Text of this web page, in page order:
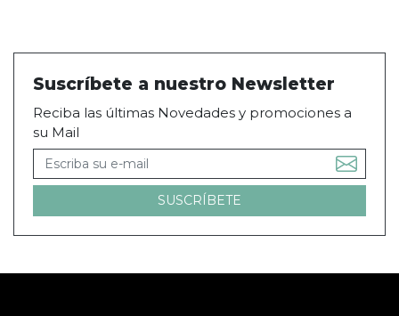
Suscríbete a nuestro Newsletter
Reciba las últimas Novedades y promociones a
su Mail